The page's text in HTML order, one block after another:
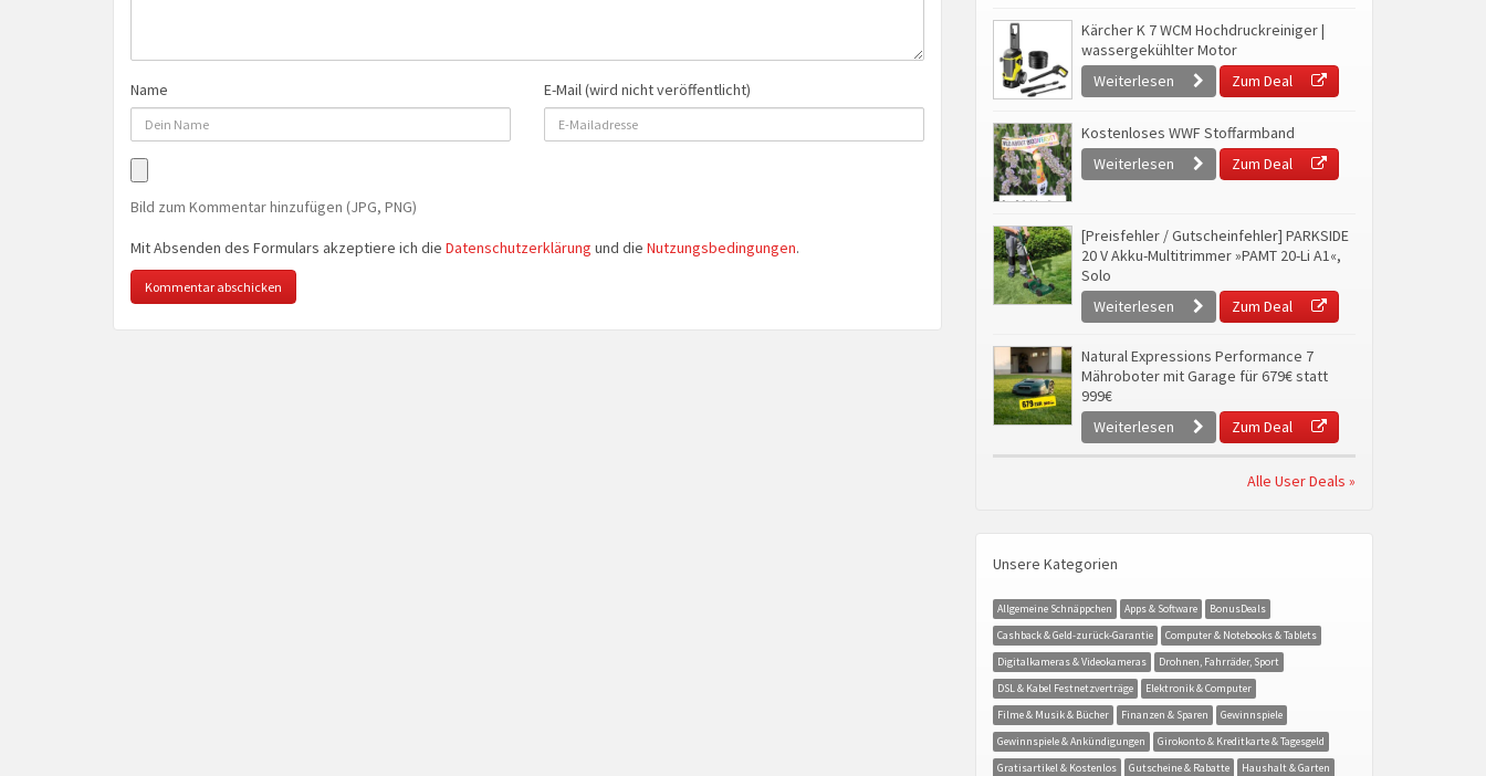
Name E-Mail (wird nicht veröffentlicht)
Bild zum Kommentar hinzufügen (JPG, PNG)
Mit Absenden des Formulars akzeptiere ich die Datenschutzerklärung und die Nutzungsbedingungen.
Kärcher K 7 WCM Hochdruckreiniger |
wassergekühlter Motor
Weiterlesen
Zum Deal
Kostenloses WWF Stoffarmband
Weiterlesen
Zum Deal
[Preisfehler / Gutscheinfehler] PARKSIDE
20 V Akku-Multitrimmer »PAMT 20-Li A1«,
Solo
Weiterlesen
Zum Deal
Natural Expressions Performance 7
Mähroboter mit Garage für 679€ statt
999€
Weiterlesen
Zum Deal
Alle User Deals »
Unsere Kategorien
Allgemeine Schnäppchen Apps & Software
BonusDeals
Cashback & Geld-zurück-Garantie
Computer & Notebooks & Tablets
Digitalkameras & Videokameras
Drohnen, Fahrräder, Sport
DSL & Kabel Festnetzverträge
Elektronik & Computer
Filme & Musik & Bücher
Finanzen & Sparen
Gewinnspiele
Gewinnspiele & Ankündigungen
Girokonto & Kreditkarte & Tagesgeld
Gratisartikel & Kostenlos
Gutscheine & Rabatte
Haushalt & Garten